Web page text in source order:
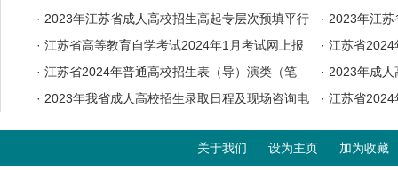
· 2023年江苏省成人高校招生高起专层次预填平行
志愿投档分数线
· 2023年江
档分数线
· 江苏省高等教育自学考试2024年1月考试网上报
名办法
· 江苏省2024
考证自助打
· 江苏省2024年普通高校招生表（导）演类（笔
试）、书法类专业省统考考前提醒
· 2023年成
· 2023年我省成人高校招生录取日程及现场咨询电
· 江苏省2024
关于我们
设为主页 加为收藏